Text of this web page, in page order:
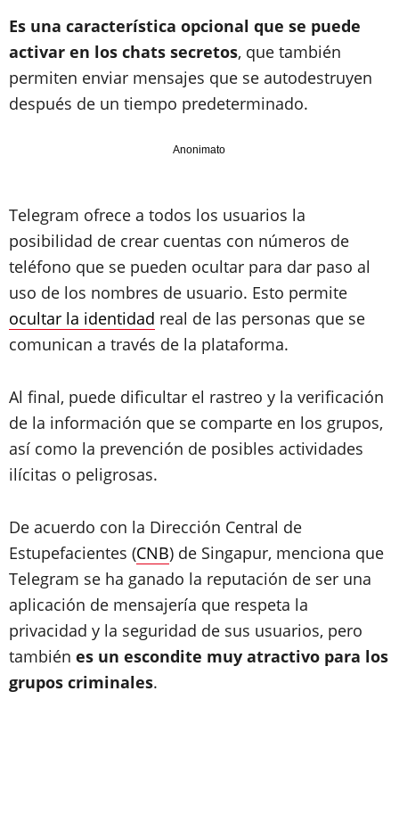
Es una característica opcional que se puede
activar en los chats secretos, que también
permiten enviar mensajes que se autodestruyen
después de un tiempo predeterminado.
Anonimato
Telegram ofrece a todos los usuarios la
posibilidad de crear cuentas con números de
teléfono que se pueden ocultar para dar paso al
uso de los nombres de usuario. Esto permite
ocultar la identidad real de las personas que se
comunican a través de la plataforma.
Al final, puede dificultar el rastreo y la verificación
de la información que se comparte en los grupos,
así como la prevención de posibles actividades
ilícitas o peligrosas.
De acuerdo con la Dirección Central de
Estupefacientes (CNB) de Singapur, menciona que
Telegram se ha ganado la reputación de ser una
aplicación de mensajería que respeta la
privacidad y la seguridad de sus usuarios, pero
también es un escondite muy atractivo para los
grupos criminales.